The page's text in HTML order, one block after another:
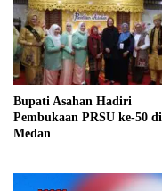
Bupati Asahan Hadiri
Pembukaan PRSU ke-50 di
Medan